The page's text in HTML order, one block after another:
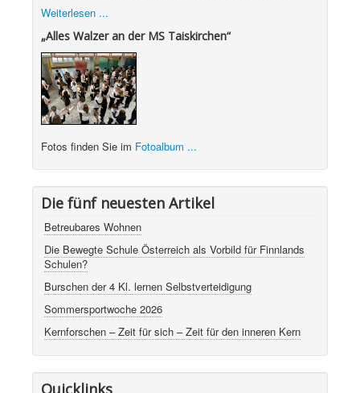
Weiterlesen ...
„Alles Walzer an der MS Taiskirchen“
Fotos finden Sie im Fotoalbum ...
Die fünf neuesten Artikel
Betreubares Wohnen
Die Bewegte Schule Österreich als Vorbild für Finnlands
Schulen?
Burschen der 4 Kl. lernen Selbstverteidigung
Sommersportwoche 2026
Kernforschen – Zeit für sich – Zeit für den inneren Kern